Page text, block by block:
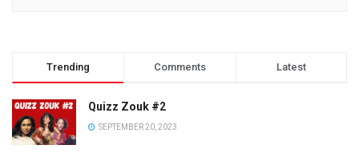
Trending Comments Latest
Quizz Zouk #2
SEPTEMBER 20, 2023